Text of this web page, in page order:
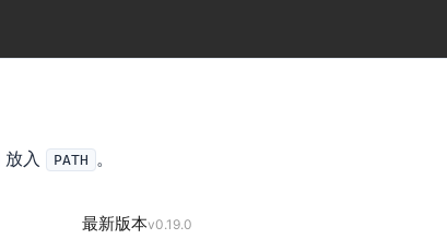
放入 PATH 。
最新版本v0.19.0